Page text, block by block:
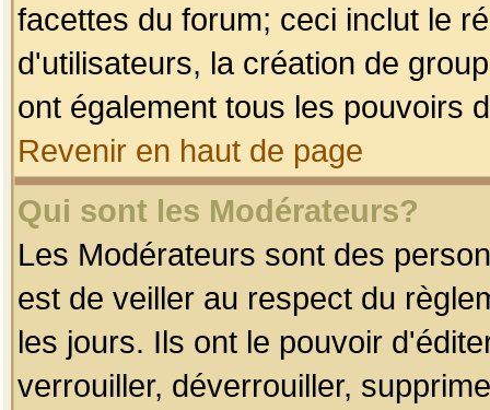
facettes du forum; ceci inclut le
d'utilisateurs, la création de
ont également tous les pouvoirs
Revenir en haut de page
Qui sont les Modérateurs?
Les Modérateurs sont des
est de veiller au respect du
les jours. Ils ont le pouvoir
verrouiller, déverrouiller,